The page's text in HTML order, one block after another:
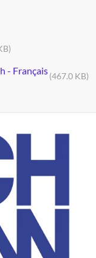
- Français(467.0 KB)